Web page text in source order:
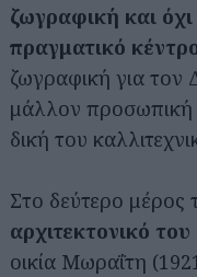
ζωγραφική και
πραγματικό
ζωγραφική για τον
μάλλον προσωπική
δική του
Στο δεύτερο μέρος
αρχιτεκτονικό του
οικία Μωραΐτη